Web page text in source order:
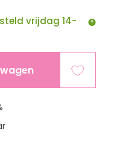
vrijdag 14-